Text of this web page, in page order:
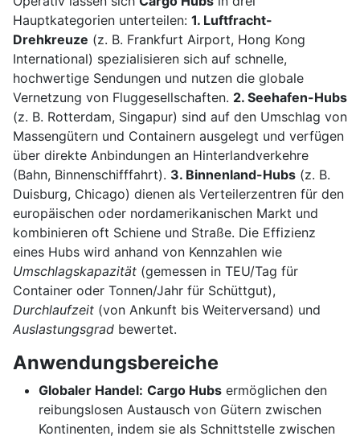
Hauptkategorien unterteilen: 1. Luftfracht-
Drehkreuze (z. B. Frankfurt Airport, Hong Kong
International) spezialisieren sich auf schnelle,
hochwertige Sendungen und nutzen die globale
Vernetzung von Fluggesellschaften. 2. Seehafen-Hubs
(z. B. Rotterdam, Singapur) sind auf den Umschlag von
Massengütern und Containern ausgelegt und verfügen
über direkte Anbindungen an Hinterlandverkehre
(Bahn, Binnenschifffahrt). 3. Binnenland-Hubs (z. B.
Duisburg, Chicago) dienen als Verteilerzentren für den
europäischen oder nordamerikanischen Markt und
kombinieren oft Schiene und Straße. Die Effizienz
eines Hubs wird anhand von Kennzahlen wie
Umschlagskapazität (gemessen in TEU/Tag für
Container oder Tonnen/Jahr für Schüttgut),
Durchlaufzeit (von Ankunft bis Weiterversand) und
Auslastungsgrad bewertet.
Anwendungsbereiche
Globaler Handel: Cargo Hubs ermöglichen den
reibungslosen Austausch von Gütern zwischen
Kontinenten, indem sie als Schnittstelle zwischen